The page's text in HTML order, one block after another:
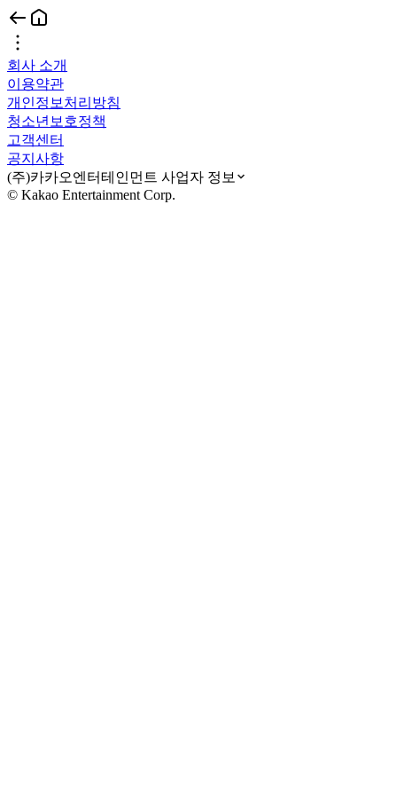
회사 소개
이용약관
개인정보처리방침
청소년보호정책
고객센터
공지사항
(주)카카오엔터테인먼트 사업자 정보
© Kakao Entertainment Corp.